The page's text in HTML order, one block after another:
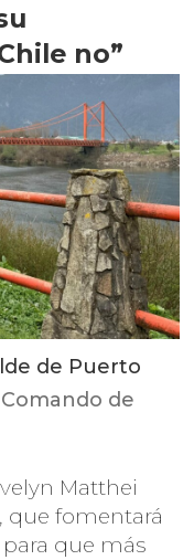
no”
de Puerto
de
Matthei
que fomentará
que más